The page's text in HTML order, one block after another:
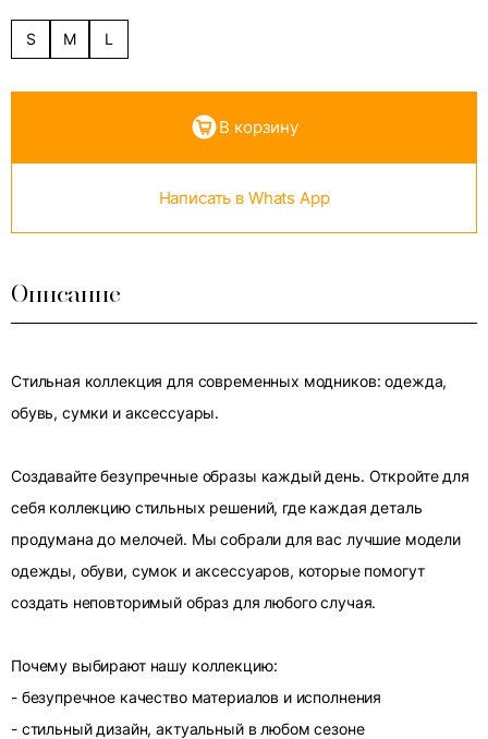
S M L
В корзину
Написать в Whats App
Описание
Стильная коллекция для современных модников: одежда,
обувь, сумки и аксессуары.
Создавайте безупречные образы каждый день. Откройте для
себя коллекцию стильных решений, где каждая деталь
продумана до мелочей. Мы собрали для вас лучшие модели
одежды, обуви, сумок и аксессуаров, которые помогут
создать неповторимый образ для любого случая.
Почему выбирают нашу коллекцию:
- безупречное качество материалов и исполнения
- стильный дизайн, актуальный в любом сезоне